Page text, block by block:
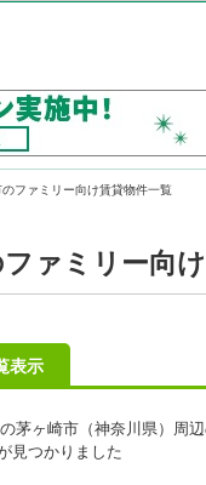
ファミリー向け賃貸物件一覧
ァミリー向
表示
茅ヶ崎市（神奈川県）周
見つかりました